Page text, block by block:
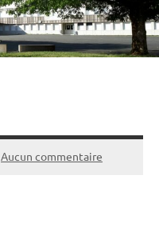
Aucun commentaire